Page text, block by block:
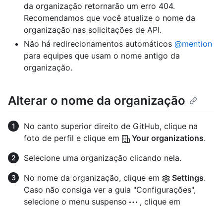
da organização retornarão um erro 404.
Recomendamos que você atualize o nome da
organização nas solicitações de API.
Não há redirecionamentos automáticos @mention
para equipes que usam o nome antigo da
organização.
Alterar o nome da organização
No canto superior direito de GitHub, clique na
foto de perfil e clique em
Your organizations.
Selecione uma organização clicando nela.
No nome da organização, clique em
Settings.
Caso não consiga ver a guia "Configurações",
selecione o menu suspenso
, clique em